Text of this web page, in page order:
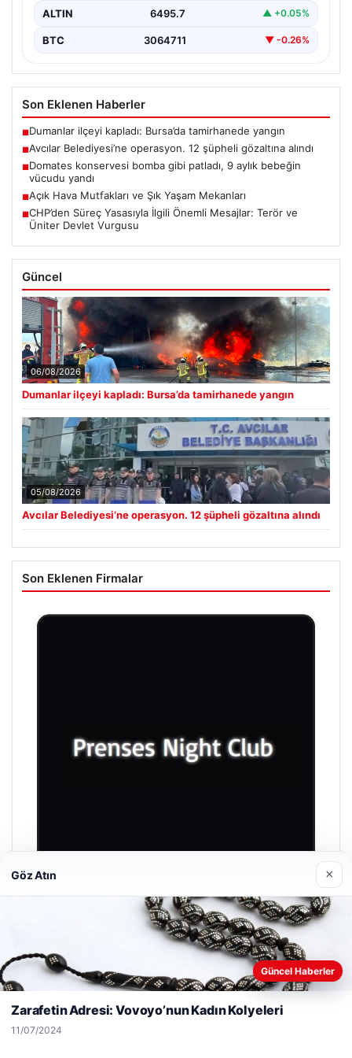
ALTIN 6495.7 ▲ +0.05%
BTC 3064711 ▼ -0.26%
Son Eklenen Haberler
■Dumanlar ilçeyi kapladı: Bursa’da tamirhanede yangın
■Avcılar Belediyesi’ne operasyon. 12 şüpheli gözaltına alındı
■Domates konservesi bomba gibi patladı, 9 aylık bebeğin
vücudu yandı
■Açık Hava Mutfakları ve Şık Yaşam Mekanları
■CHP’den Süreç Yasasıyla İlgili Önemli Mesajlar: Terör ve
Üniter Devlet Vurgusu
Güncel
06/08/2026
Dumanlar ilçeyi kapladı: Bursa’da tamirhanede yangın
05/08/2026
Avcılar Belediyesi’ne operasyon. 12 şüpheli gözaltına alındı
Son Eklenen Firmalar
Web sitemizi nasıl kullandığınızı daha iyi anlayabilmek,
deneyiminizi kişiselleştirmek ve geliştirmek amacıyla çerezler
Kabul Et
Göz Atın ×
Güncel Haberler
Zarafetin Adresi: Vovoyo’nun Kadın Kolyeleri
11/07/2024